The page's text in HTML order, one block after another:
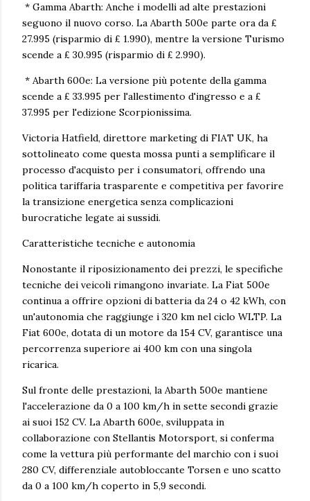
* Gamma Abarth: Anche i modelli ad alte prestazioni
seguono il nuovo corso. La Abarth 500e parte ora da £
27.995 (risparmio di £ 1.990), mentre la versione Turismo
scende a £ 30.995 (risparmio di £ 2.990).
* Abarth 600e: La versione più potente della gamma
scende a £ 33.995 per l'allestimento d'ingresso e a £
37.995 per l'edizione Scorpionissima.
Victoria Hatfield, direttore marketing di FIAT UK, ha
sottolineato come questa mossa punti a semplificare il
processo d'acquisto per i consumatori, offrendo una
politica tariffaria trasparente e competitiva per favorire
la transizione energetica senza complicazioni
burocratiche legate ai sussidi.
Caratteristiche tecniche e autonomia
Nonostante il riposizionamento dei prezzi, le specifiche
tecniche dei veicoli rimangono invariate. La Fiat 500e
continua a offrire opzioni di batteria da 24 o 42 kWh, con
un'autonomia che raggiunge i 320 km nel ciclo WLTP. La
Fiat 600e, dotata di un motore da 154 CV, garantisce una
percorrenza superiore ai 400 km con una singola
ricarica.
Sul fronte delle prestazioni, la Abarth 500e mantiene
l'accelerazione da 0 a 100 km/h in sette secondi grazie
ai suoi 152 CV. La Abarth 600e, sviluppata in
collaborazione con Stellantis Motorsport, si conferma
come la vettura più performante del marchio con i suoi
280 CV, differenziale autobloccante Torsen e uno scatto
da 0 a 100 km/h coperto in 5,9 secondi.